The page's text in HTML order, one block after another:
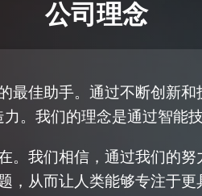
公司理念
最佳助手。通过不断创新
。我们的理念是通过智能
。我们相信，通过我们的
，从而让人类能够专注于更